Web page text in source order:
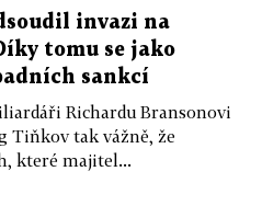
invazi na
tomu se jako
sankcí
Richardu Bransonovi
Tiňkov tak vážně, že
které majitel...